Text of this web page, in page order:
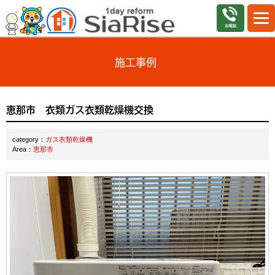
施工事例
恵那市 衣類ガス衣類乾燥機交換
category： ガス衣類乾燥機
Area： 恵那市